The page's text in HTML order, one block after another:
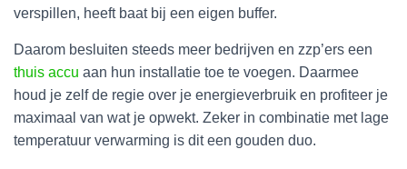
verspillen, heeft baat bij een eigen buffer.
Daarom besluiten steeds meer bedrijven en zzp’ers een
thuis accu aan hun installatie toe te voegen. Daarmee
houd je zelf de regie over je energieverbruik en profiteer je
maximaal van wat je opwekt. Zeker in combinatie met lage
temperatuur verwarming is dit een gouden duo.